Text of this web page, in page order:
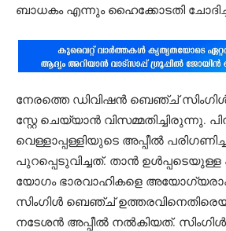
ബാധകം എന്നും ഹൈക്കോടതി
നേരത്തെ ഡിവിഷൻ ബെഞ്ച്
സ്റ്റേ ചെയ്യാൻ വിസമ്മതിച്ചിരുന്നു.
വെള്ളാപ്പള്ളിയുടെ അപ്പീൽ
പുറപ്പെടുവിച്ചത്. താൻ
യോഗം ഭാരവാഹികളെ
സിംഗിൾ ബെഞ്ച്
നടേശൻ അപ്പീൽ നൽകിയത്.